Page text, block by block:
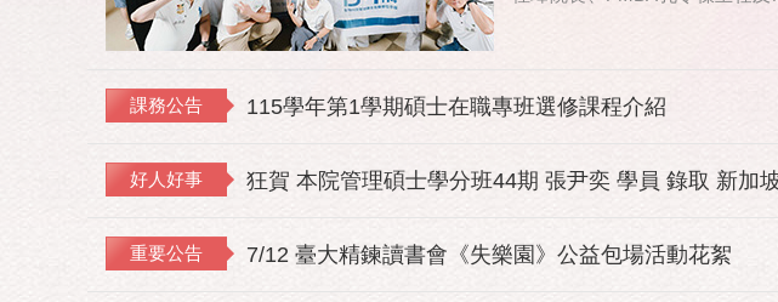
課務公告 115學年第1學期碩士在職專班選修課程介紹
好人好事 狂賀 本院管理碩士學分班44期 張尹奕 學員 錄取 新加
重要公告 7/12 臺大精鍊讀書會《失樂園》公益包場活動花絮